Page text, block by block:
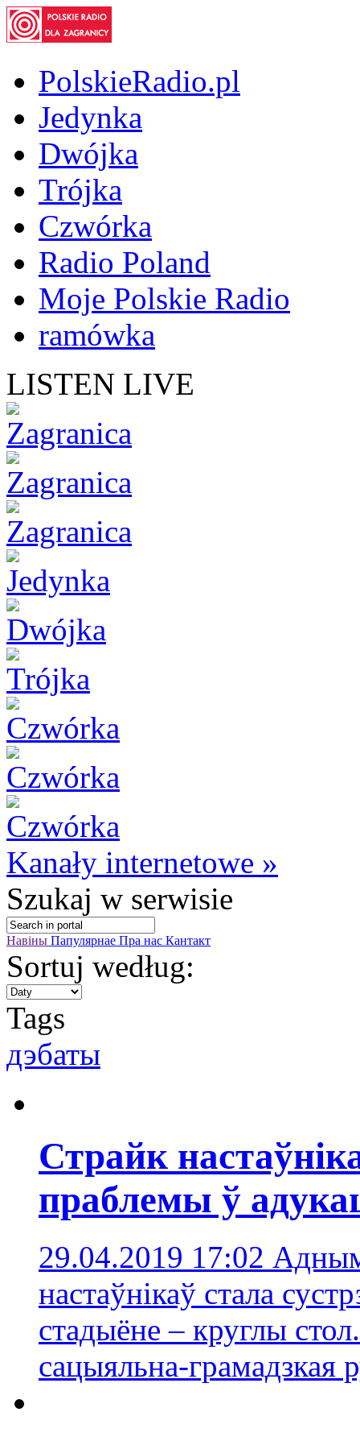
PolskieRadio.pl
Jedynka
Dwójka
Trójka
Czwórka
Radio Poland
Moje Polskie Radio
ramówka
LISTEN LIVE
Kanały internetowe »
Szukaj w serwisie
Навіны Папулярнае Пра нас Кантакт
Sortuj według:
Tags
дэбаты
Страйк
праблемы ў
29.04.2019 17:02 Адным
настаўнікаў стала
стадыёне – круглы
сацыяльна-грамадзкая